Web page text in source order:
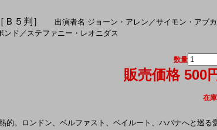
５判］ 出演者名 ジョーン・アレン ／サイモン・アブ
ンド ／ ステファニー・レオニダス
数量
販売価格 500
在
的。ロンドン、ベルファスト、ベイルート、ハバナへと